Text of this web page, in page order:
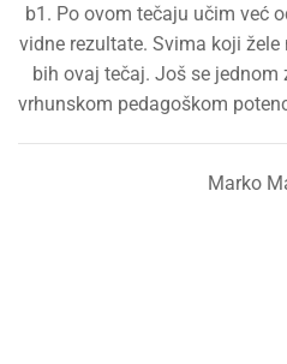
b1. Po ovom tečaju učim već
vidne rezultate. Svima koji
bih ovaj tečaj. Još se
vrhunskom pedagoškom
Marko